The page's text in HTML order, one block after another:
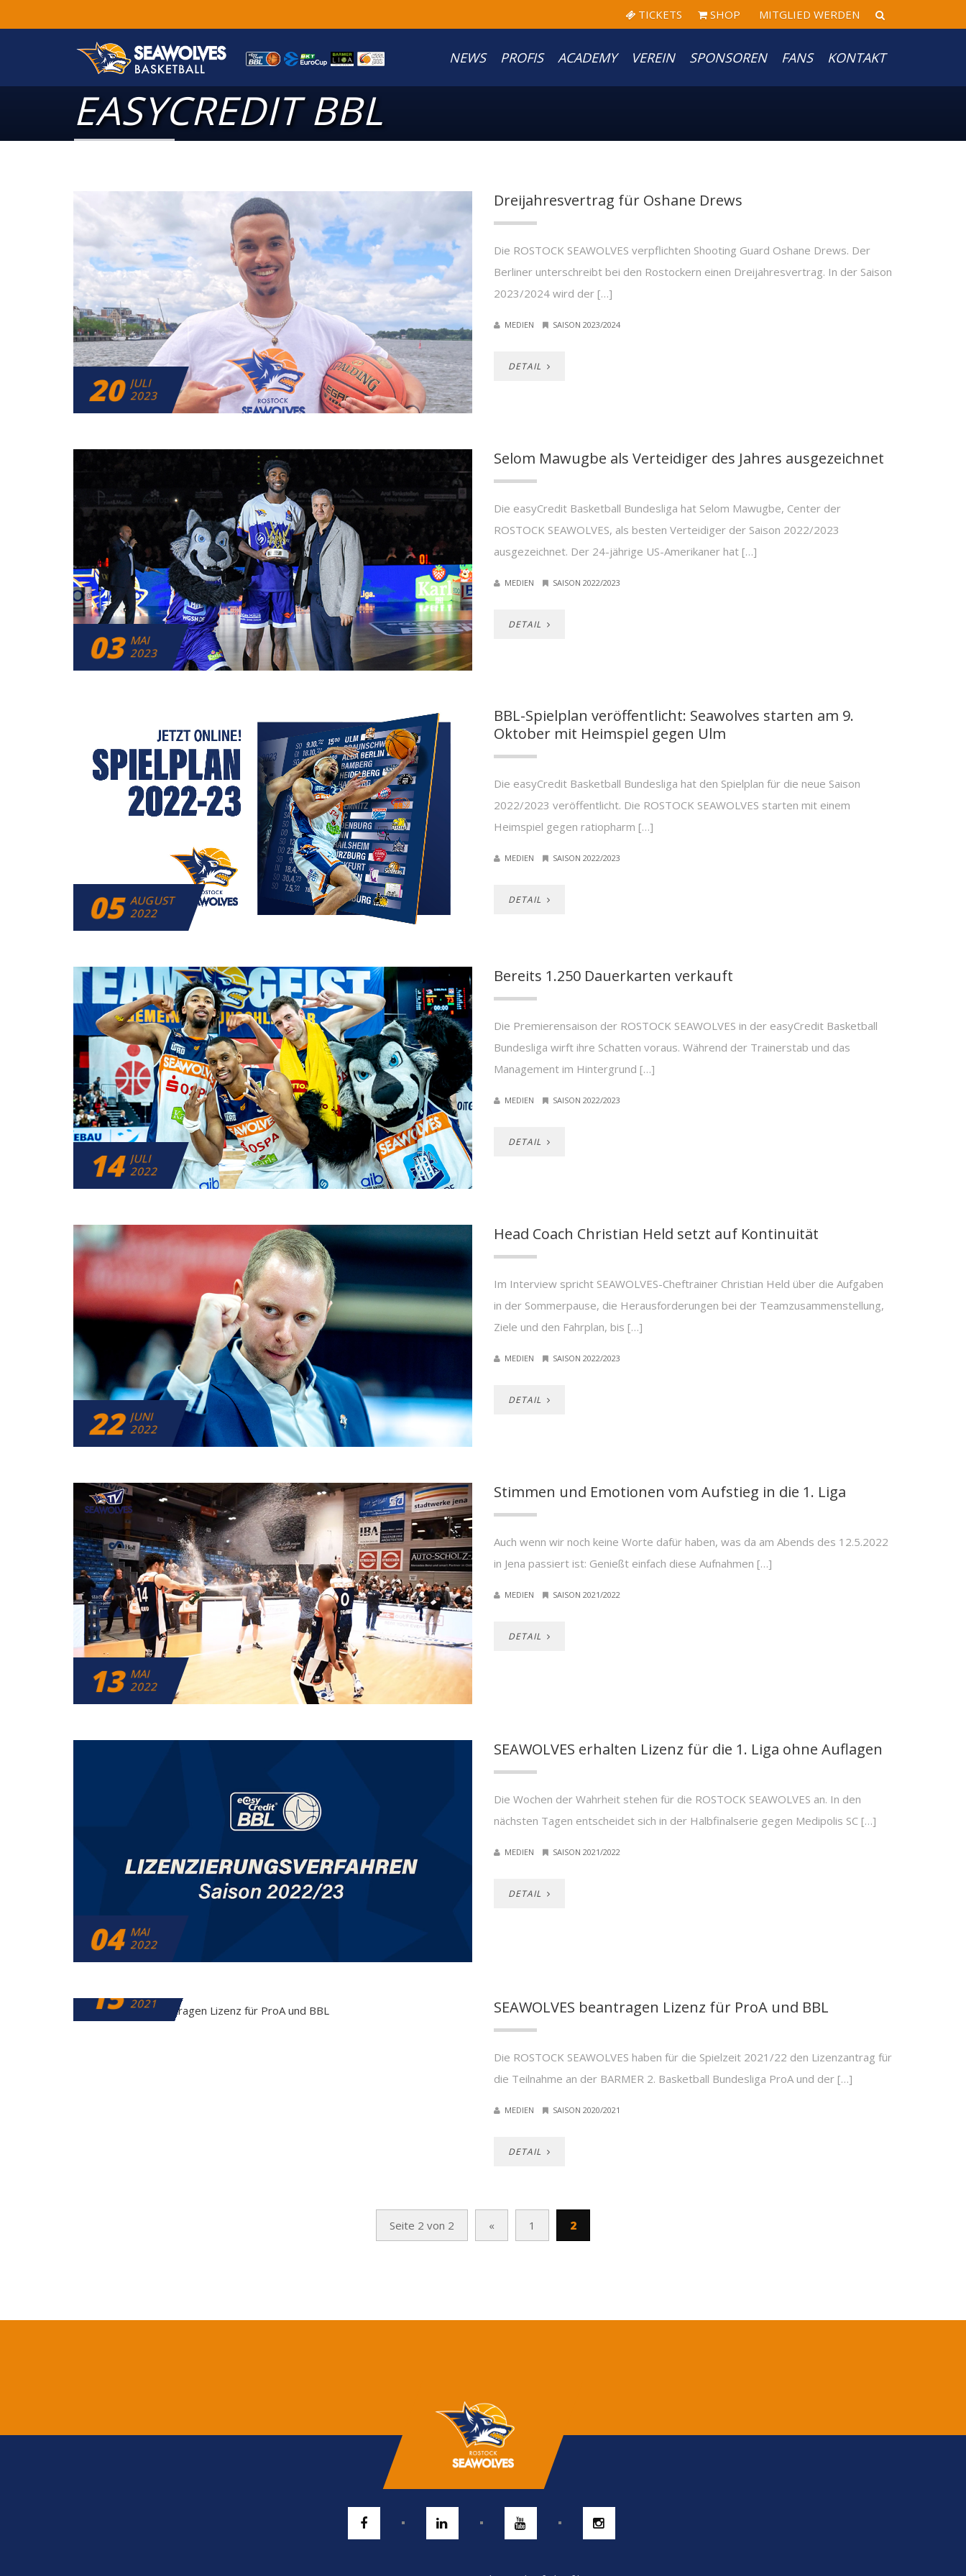
TICKETS SHOP MITGLIED WERDEN
NEWS PROFIS ACADEMY VEREIN SPONSOREN FANS KONTAKT
EASYCREDIT BBL
20 JULI
2023
Dreijahresvertrag für Oshane Drews
Die ROSTOCK SEAWOLVES verpflichten Shooting Guard Oshane Drews. Der
Berliner unterschreibt bei den Rostockern einen Dreijahresvertrag. In der Saison
2023/2024 wird der […]
MEDIEN SAISON 2023/2024
DETAIL
03 MAI
2023
Selom Mawugbe als Verteidiger des Jahres ausgezeichnet
Die easyCredit Basketball Bundesliga hat Selom Mawugbe, Center der
ROSTOCK SEAWOLVES, als besten Verteidiger der Saison 2022/2023
ausgezeichnet. Der 24-jährige US-Amerikaner hat […]
MEDIEN SAISON 2022/2023
DETAIL
05 AUGUST
2022
BBL-Spielplan veröffentlicht: Seawolves starten am 9.
Oktober mit Heimspiel gegen Ulm
Die easyCredit Basketball Bundesliga hat den Spielplan für die neue Saison
2022/2023 veröffentlicht. Die ROSTOCK SEAWOLVES starten mit einem
Heimspiel gegen ratiopharm […]
MEDIEN SAISON 2022/2023
DETAIL
14 JULI
2022
Bereits 1.250 Dauerkarten verkauft
Die Premierensaison der ROSTOCK SEAWOLVES in der easyCredit Basketball
Bundesliga wirft ihre Schatten voraus. Während der Trainerstab und das
Management im Hintergrund […]
MEDIEN SAISON 2022/2023
DETAIL
22 JUNI
2022
Head Coach Christian Held setzt auf Kontinuität
Im Interview spricht SEAWOLVES-Cheftrainer Christian Held über die Aufgaben
in der Sommerpause, die Herausforderungen bei der Teamzusammenstellung,
Ziele und den Fahrplan, bis […]
MEDIEN SAISON 2022/2023
DETAIL
13 MAI
2022
Stimmen und Emotionen vom Aufstieg in die 1. Liga
Auch wenn wir noch keine Worte dafür haben, was da am Abends des 12.5.2022
in Jena passiert ist: Genießt einfach diese Aufnahmen […]
MEDIEN SAISON 2021/2022
DETAIL
04 MAI
2022
SEAWOLVES erhalten Lizenz für die 1. Liga ohne Auflagen
Die Wochen der Wahrheit stehen für die ROSTOCK SEAWOLVES an. In den
nächsten Tagen entscheidet sich in der Halbfinalserie gegen Medipolis SC […]
MEDIEN SAISON 2021/2022
DETAIL
15 2021
SEAWOLVES beantragen Lizenz für ProA und BBL
Die ROSTOCK SEAWOLVES haben für die Spielzeit 2021/22 den Lizenzantrag für
die Teilnahme an der BARMER 2. Basketball Bundesliga ProA und der […]
MEDIEN SAISON 2020/2021
DETAIL
Seite 2 von 2 « 1 2